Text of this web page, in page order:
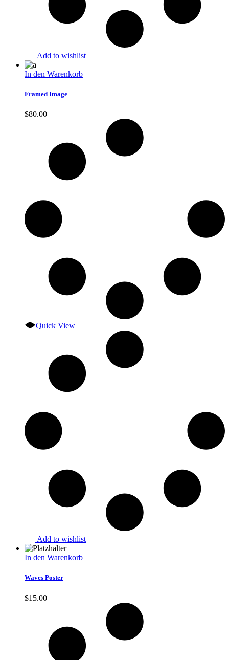
Add to wishlist
In den Warenkorb
Framed Image
$80.00
Quick View
Add to wishlist
In den Warenkorb
Waves Poster
$15.00